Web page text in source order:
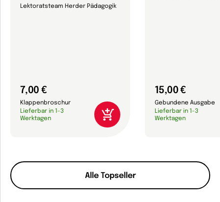
Alle Topseller
Lektoratsteam Herder Pädagogik
7,00 €
Klappenbroschur
Lieferbar in 1-3
Werktagen
15,00 €
Gebundene Ausgabe
Lieferbar in 1-3
Werktagen